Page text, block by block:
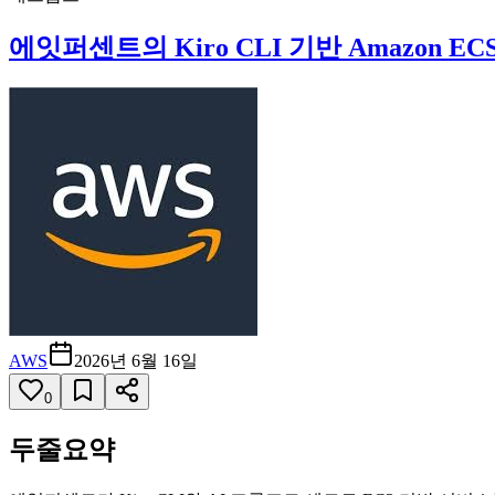
에잇퍼센트의 Kiro CLI 기반 Amazon
AWS 2026년 6월 16일
0
두줄요약